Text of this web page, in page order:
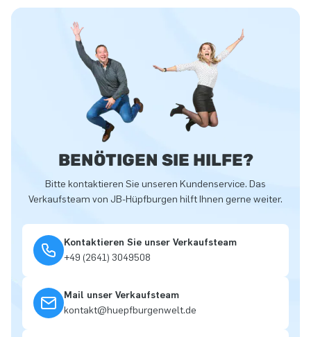
BENÖTIGEN SIE HILFE?
Bitte kontaktieren Sie unseren Kundenservice. Das
Verkaufsteam von JB-Hüpfburgen hilft Ihnen gerne weiter.
Kontaktieren Sie unser Verkaufsteam
+49 (2641) 3049508
Mail unser Verkaufsteam
kontakt@huepfburgenwelt.de